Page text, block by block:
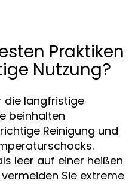
Praktiken
Nutzung?
die langfristige
beinhalten
Reinigung und
leer auf einer heißen
Sie extreme